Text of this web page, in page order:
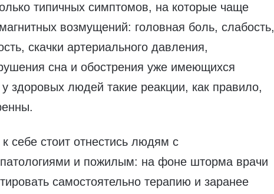
типичных симптомов, на которые чаще
возмущений: головная боль, слабость,
скачки артериального давления,
сна и обострения уже имеющихся
здоровых людей такие реакции, как правило,
себе стоит отнестись людям с
патологиями и пожилым: на фоне шторма врачи
самостоятельно терапию и заранее